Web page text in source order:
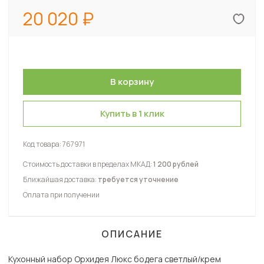
20 020
Купить в 1 клик
Код товара:767971
Стоимость доставки в пределах МКАД:1 200 рублей
Ближайшая доставка: требуется уточнение
Оплата при получении
ОПИСАНИЕ
Кухонный набор Орхидея Люкс бодега светлый/крем